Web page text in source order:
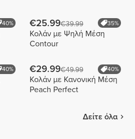
40% €25.99€39.99 35%
Κολάν με Ψηλή Μέση
Contour
40% €29.99€49.99 40%
Κολάν με Κανονική Μέση
Peach Perfect
Δείτε όλα